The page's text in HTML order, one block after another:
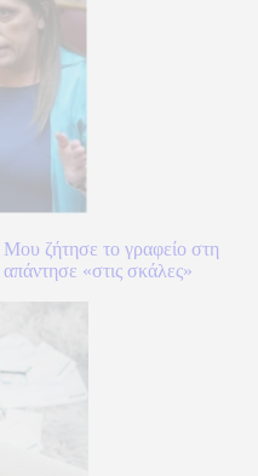
ζήτησε το γραφείο στη
«στις σκάλες»